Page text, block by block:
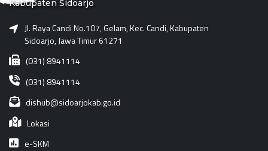
Kabupaten Sidoarjo
Jl. Raya Candi No.107, Gelam, Kec. Candi, Kabupaten
Sidoarjo, Jawa Timur 61271
(031) 8941114
(031) 8941114
dishub@sidoarjokab.go.id
Lokasi
e-SKM